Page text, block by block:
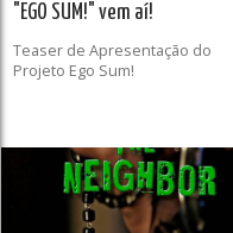
"EGO SUM!" vem aí!
Teaser de Apresentação do
Projeto Ego Sum!